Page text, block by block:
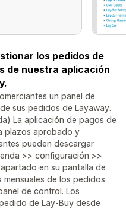
los pedidos de
de nuestra aplicación
un panel de
sus pedidos de Layaway.
La aplicación de pagos de
plazos aprobado y
pueden descargar
>> configuración >>
en su pantalla de
de los pedidos
de control. Los
de Lay-Buy desde